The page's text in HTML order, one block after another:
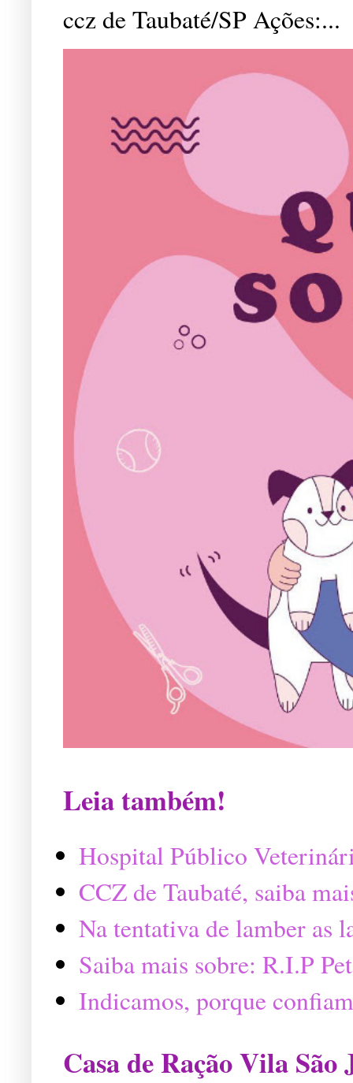
ccz de Taubaté/SP Ações:...
Leia também!
Hospital Público
CCZ de Taubaté, saiba
Na tentativa de lamber as
Saiba mais sobre: R.I.P
Indicamos, porque
Casa de Ração Vila São